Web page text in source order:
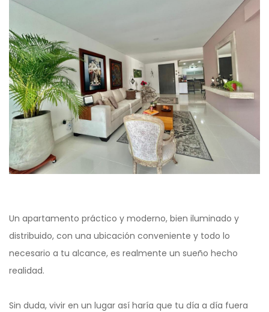
Un apartamento práctico y moderno, bien iluminado y
distribuido, con una ubicación conveniente y todo lo
necesario a tu alcance, es realmente un sueño hecho
realidad.
Sin duda, vivir en un lugar así haría que tu día a día fuera